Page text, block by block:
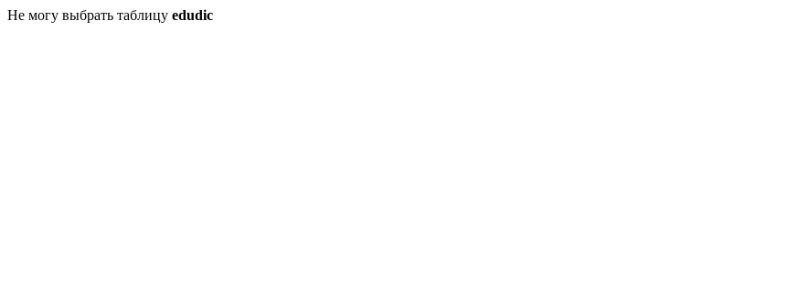
Не могу выбрать таблицу edudic